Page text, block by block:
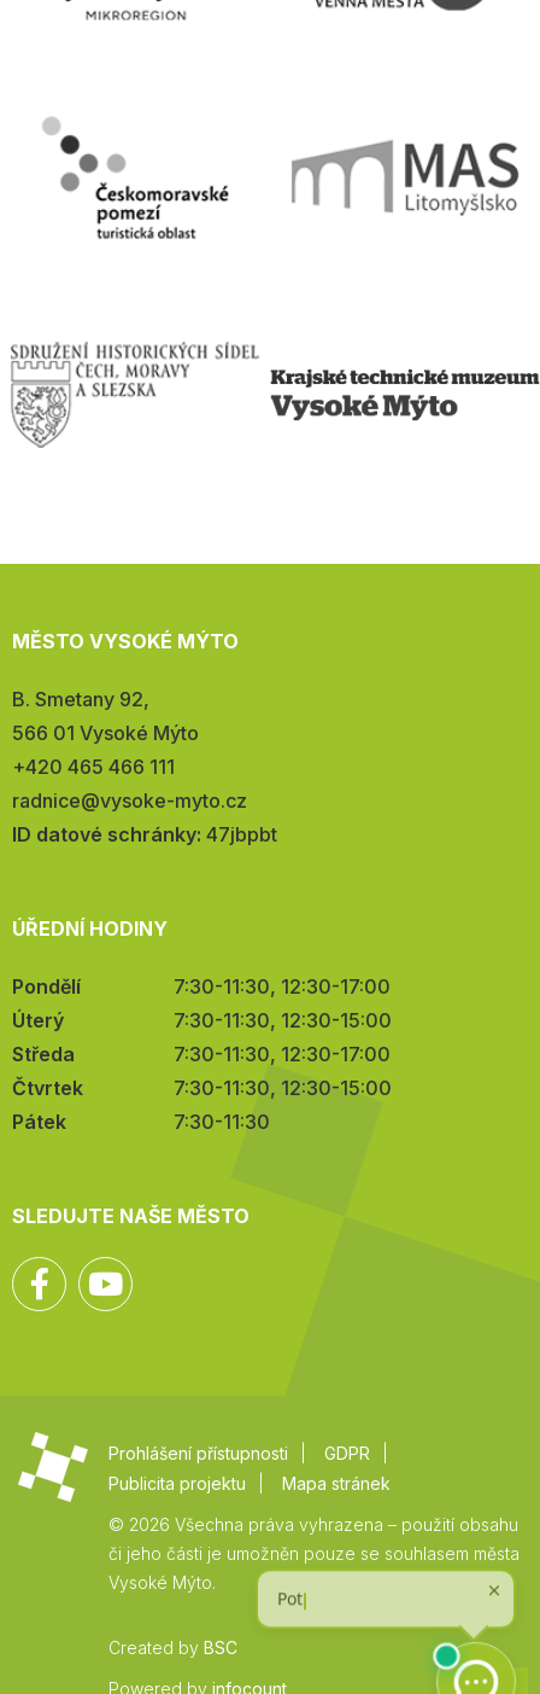
MĚSTO VYSOKÉ MÝTO
Adresa:
B. Smetany 92,
566 01 Vysoké Mýto
Telefon:
+420 465 466 111
E-
mail:
radnice@vysoke-myto.cz
ID datové schránky: 47jbpbt
ÚŘEDNÍ HODINY
Pondělí
7:30-11:30, 12:30-17:00
Úterý
7:30-11:30, 12:30-15:00
Středa
7:30-11:30, 12:30-17:00
Čtvrtek
7:30-11:30, 12:30-15:00
Pátek
7:30-11:30
SLEDUJTE NAŠE MĚSTO
Facebook
Prohlášení přístupnosti
GDPR
Publicita projektu
Mapa stránek
© 2026 Všechna práva vyhrazena – použití obsahu
či jeho části je umožněn pouze se souhlasem města
Vysoké Mýto.
Created by BSC
Powered by infocount Zpět